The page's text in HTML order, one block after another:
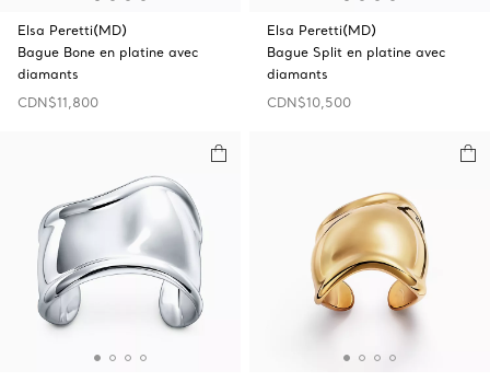
Elsa Peretti(MD)
Bague Bone en platine avec
diamants
CDN$11,800
Elsa Peretti(MD)
Bague Split en platine avec
diamants
CDN$10,500